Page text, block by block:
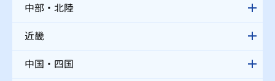
中部・北陸
近畿
中国・四国